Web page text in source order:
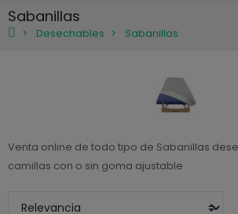
Sabanillas
Desechables Sabanillas
Venta online de todo tipo de Sabanillas
camillas con o sin goma ajustable